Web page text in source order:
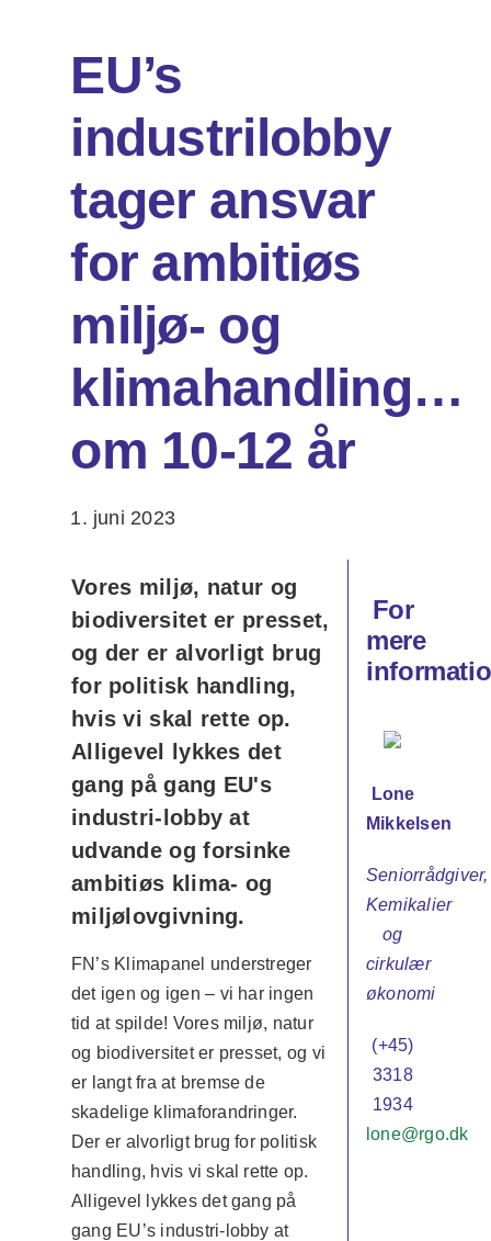
Søg
EU’s
industrilobby
tager ansvar
for ambitiøs
miljø- og
klimahandling…
om 10-12 år
1. juni 2023
Vores miljø, natur og
biodiversitet er presset,
og der er alvorligt brug
for politisk handling,
hvis vi skal rette op.
Alligevel lykkes det
gang på gang EU's
industri-lobby at
udvande og forsinke
ambitiøs klima- og
miljølovgivning.
FN’s Klimapanel understreger
det igen og igen – vi har ingen
tid at spilde! Vores miljø, natur
og biodiversitet er presset, og vi
er langt fra at bremse de
skadelige klimaforandringer.
Der er alvorligt brug for politisk
handling, hvis vi skal rette op.
Alligevel lykkes det gang på
gang EU’s industri-lobby at
For
mere
Lone
Mikkelsen
Seniorrådgiver,
Kemikalier
og
cirkulær
økonomi
(+45)
3318
1934
lone@rgo.dk